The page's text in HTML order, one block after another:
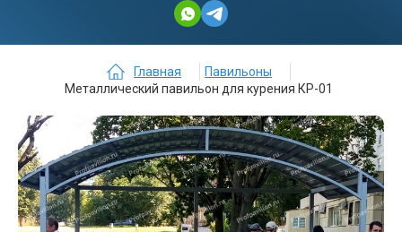
Главная
Павильоны
Металлический павильон для курения КР-01